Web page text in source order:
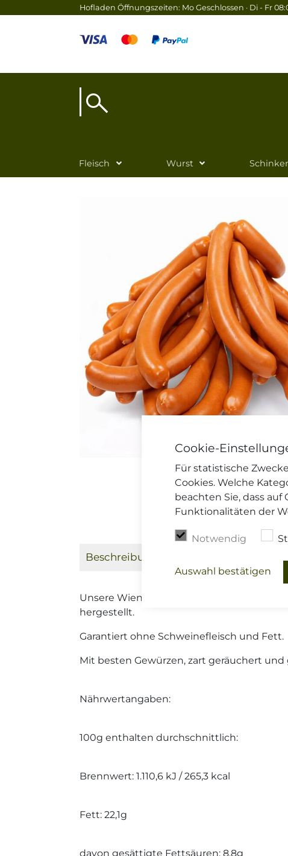
Cookie-
Für statistische
Cookies. Welche
beachten Sie, dass
Funktionalitäten der
Notwendig
Auswahl bestätigen
Hofladen Öffnungszeiten: Mo Geschlossen · Di - Fr
Fleisch Wurst
Beschreibung
Unsere Wiener vom Ox, werden aus
hergestellt.
Garantiert ohne Schweinefleisch und Fett.
Mit besten Gewürzen, zart geräuchert
Nährwertangaben:
100g enthalten durchschnittlich:
Brennwert: 1.110,6 kJ / 265,3 kcal
Fett: 22,1g
davon gesättigte Fettsäuren: 8,8g